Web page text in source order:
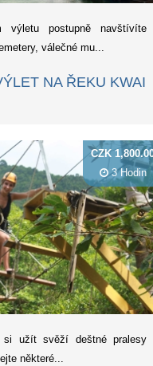
výletu postupně navštívíte
válečné mu...
NA ŘEKU KWAI
si užít svěží deštné pralesy
některé...
CZK
3 Hodin